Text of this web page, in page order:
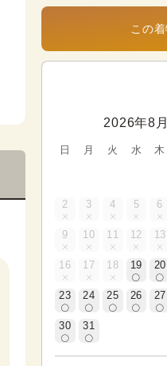
この
2026年8月
日 月 火 水 木
2 3 4 5 6
9 10 11 12 13
16 17 18 19 20
23 24 25 26 27
30 31